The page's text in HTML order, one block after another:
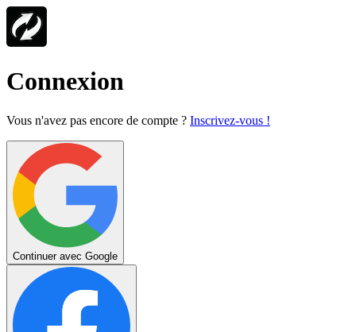
Connexion
Vous n'avez pas encore de compte ? Inscrivez-vous !
Continuer avec Google